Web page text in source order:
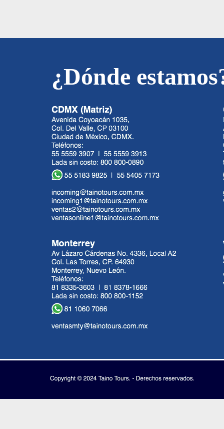
¿Dónde